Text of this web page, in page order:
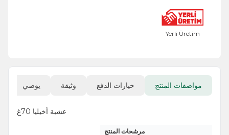
Yerli Üretim
مواصفات المنتج خيارات الدفع وثيقة يوصي
عشبة أخيليا 70غ
مرشحات المنتج